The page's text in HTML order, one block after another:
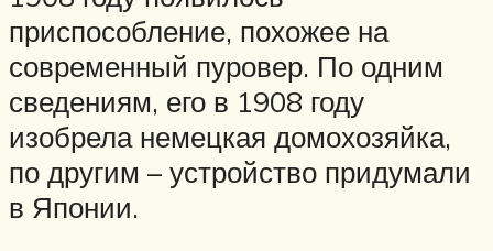
приспособление, похожее на
современный пуровер. По одним
сведениям, его в 1908 году
изобрела немецкая домохозяйка,
по другим – устройство придумали
в Японии.